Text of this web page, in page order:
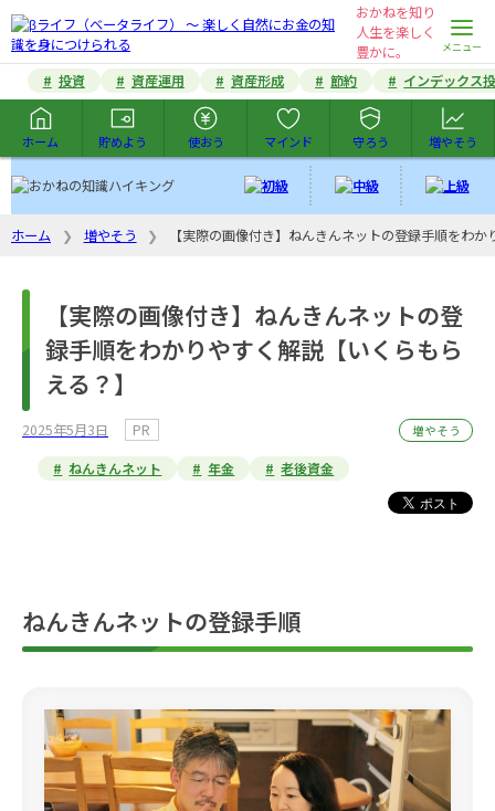
おかねを知り
人生を楽しく未来を
豊かに。
投資
資産運用 資産形成 節約 インデックス
ホーム 貯めよう 使おう マインド 守ろう 増やそう
ホーム 増やそう 【実際の画像付き】ねんきんネットの登録手順をわ
【実際の画像付き】ねんきんネットの登
録手順をわかりやすく解説【いくらもら
える？】
2025年5月3日 PR 増やそう
ねんきんネット 年金 老後資金
ねんきんネットの登録手順